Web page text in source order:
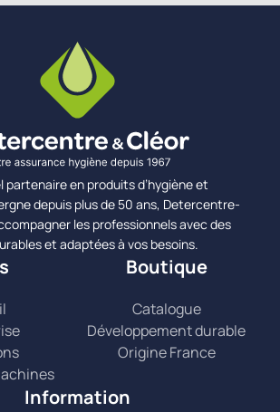
partenaire en produits d’hygiène et
depuis plus de 50 ans, Detercentre-
les professionnels avec des
et adaptées à vos besoins.
Boutique
Catalogue
Développement durable
Origine France
Information